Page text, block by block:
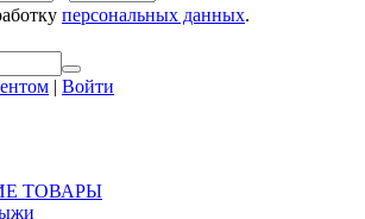
персональных данных.
| Войти
ТОВАРЫ